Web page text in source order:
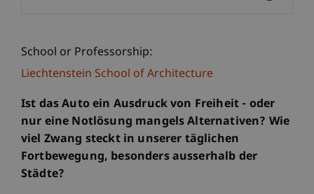
School or Professorship:
Liechtenstein School of Architecture
Ist das Auto ein Ausdruck von Freiheit - oder
nur eine Notlösung mangels Alternativen? Wie
viel Zwang steckt in unserer täglichen
Fortbewegung, besonders ausserhalb der
Städte?